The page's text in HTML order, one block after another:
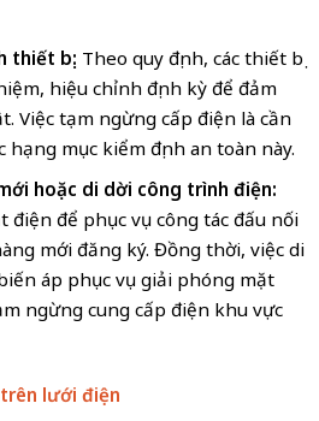
thiết bị: Theo quy định, các thiết bị
hiệu chỉnh định kỳ để đảm
Việc tạm ngừng cấp điện là cần
mục kiểm định an toàn này.
hoặc di dời công trình điện:
để phục vụ công tác đấu nối
mới đăng ký. Đồng thời, việc di
áp phục vụ giải phóng mặt
ngừng cung cấp điện khu vực
lưới điện